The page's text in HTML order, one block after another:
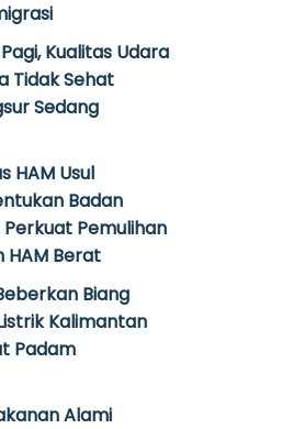
Kualitas Udara
Tidak Sehat
Sedang
HAM Usul
Badan
Perkuat Pemulihan
HAM Berat
Biang
Kalimantan
Padam
Alami